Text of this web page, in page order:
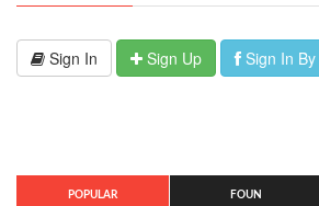
Sign In Sign Up Sign In
POPULAR FOUN